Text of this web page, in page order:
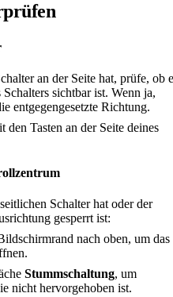
an der Seite hat, prüfe, ob
sichtbar ist. Wenn ja,
entgegengesetzte Richtung.
den Tasten an der Seite deines
Schalter hat oder der
gesperrt ist:
nach oben, um das
Stummschaltung, um
nicht hervorgehoben ist.